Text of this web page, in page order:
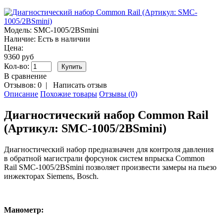
Модель: SMC-1005/2BSmini
Наличие: Есть в наличии
Цена:
9360 руб
Кол-во:
В сравнение
Отзывов: 0 | Написать отзыв
Описание Похожие товары Отзывы (0)
Диагностический набор Common Rail
(Артикул: SMC-1005/2BSmini)
Диагностический набор предназначен для контроля давления
в обратной магистрали форсунок систем впрыска Common
Rail SMC-1005/2BSmini позволяет произвести замеры на пьезо
инжекторах Siemens, Bosch.
Манометр: